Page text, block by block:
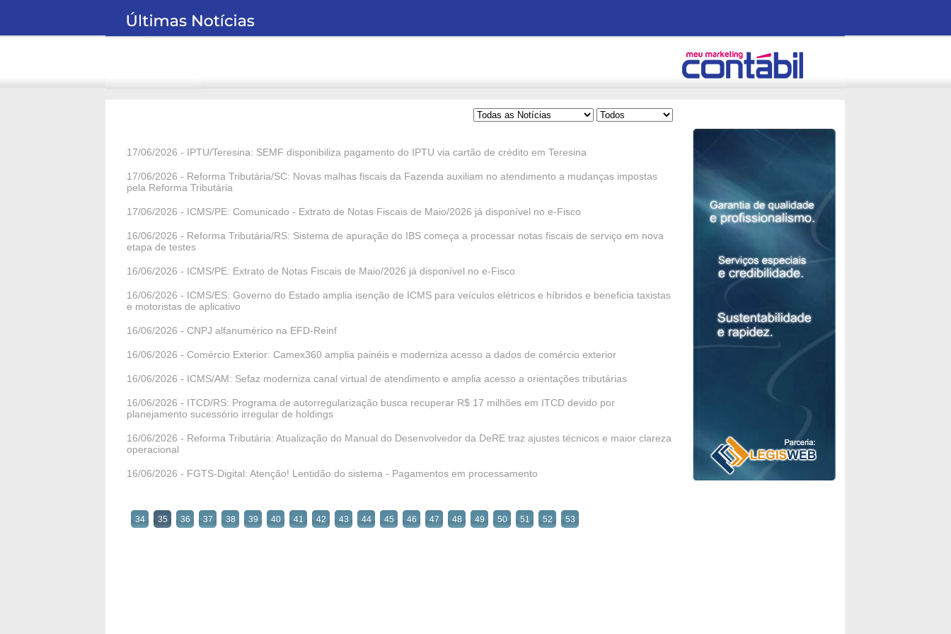
17/06/2026 - IPTU/Teresina: SEMF disponibiliza pagamento do IPTU via cartão de crédito em Teresina
17/06/2026 - Reforma Tributária/SC: Novas malhas fiscais da Fazenda auxiliam no atendimento a mudanças impostas
pela Reforma Tributária
17/06/2026 - ICMS/PE: Comunicado - Extrato de Notas Fiscais de Maio/2026 já disponível no e-Fisco
16/06/2026 - Reforma Tributária/RS: Sistema de apuração do IBS começa a processar notas fiscais de serviço em nova
etapa de testes
16/06/2026 - ICMS/PE: Extrato de Notas Fiscais de Maio/2026 já disponível no e-Fisco
16/06/2026 - ICMS/ES: Governo do Estado amplia isenção de ICMS para veículos elétricos e híbridos e beneficia taxistas
e motoristas de aplicativo
16/06/2026 - CNPJ alfanumérico na EFD-Reinf
16/06/2026 - Comércio Exterior: Camex360 amplia painéis e moderniza acesso a dados de comércio exterior
16/06/2026 - ICMS/AM: Sefaz moderniza canal virtual de atendimento e amplia acesso a orientações tributárias
16/06/2026 - ITCD/RS: Programa de autorregularização busca recuperar R$ 17 milhões em ITCD devido por
planejamento sucessório irregular de holdings
16/06/2026 - Reforma Tributária: Atualização do Manual do Desenvolvedor da DeRE traz ajustes técnicos e maior clareza
operacional
16/06/2026 - FGTS-Digital: Atenção! Lentidão do sistema - Pagamentos em processamento
34 35 36 37 38 39 40 41 42 43 44 45 46 47 48 49 50 51 52 53